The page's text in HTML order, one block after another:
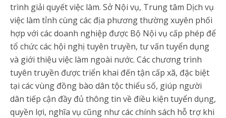
trình giải quyết việc làm. Sở Nội vụ, Trung tâm Dịch vụ
việc làm tỉnh cùng các địa phương thường xuyên phối
hợp với các doanh nghiệp được Bộ Nội vụ cấp phép để
tổ chức các hội nghị tuyên truyền, tư vấn tuyển dụng
và giới thiệu việc làm ngoài nước. Các chương trình
tuyên truyền được triển khai đến tận cấp xã, đặc biệt
tại các vùng đồng bào dân tộc thiểu số, giúp người
dân tiếp cận đầy đủ thông tin về điều kiện tuyển dụng,
quyền lợi, nghĩa vụ cũng như các chính sách hỗ trợ khi